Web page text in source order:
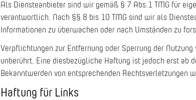
Als Diensteanbieter sind wir gemäß § 7 Abs.1 TMG für
verantwortlich. Nach §§ 8 bis 10 TMG sind wir als
Informationen zu überwachen oder nach Umständen zu
Verpflichtungen zur Entfernung oder Sperrung der
unberührt. Eine diesbezügliche Haftung ist jedoch erst ab
Bekanntwerden von entsprechenden Rechtsverletzungen
Haftung für Links